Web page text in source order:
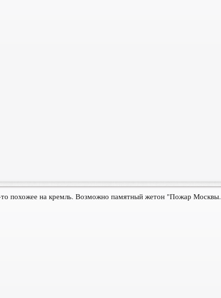
то похожее на кремль. Возможно памятный жетон "Пожар